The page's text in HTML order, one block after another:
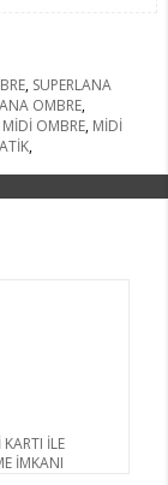
, SUPERLANA
OMBRE,
MİDİ OMBRE, MİDİ
,
KARTI İLE
İMKANI